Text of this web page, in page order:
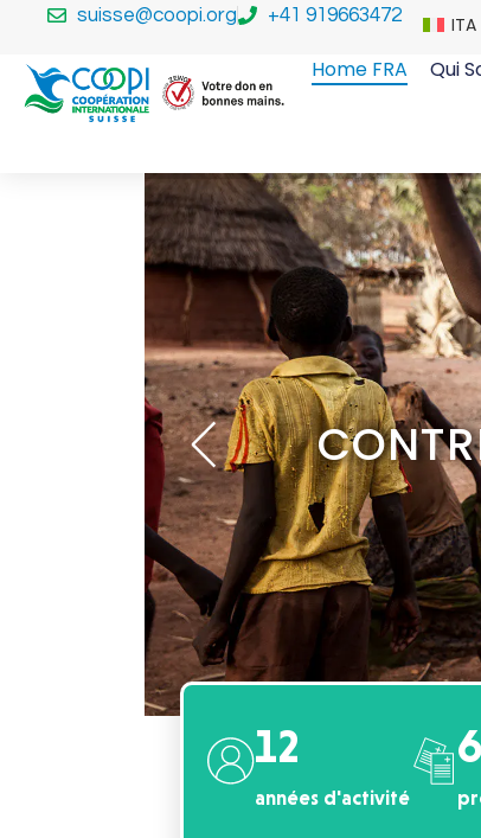
suisse@coopi.org +41 919663472 ITA
Home FRA Qui
LES FORMES DE
12
années d'activité